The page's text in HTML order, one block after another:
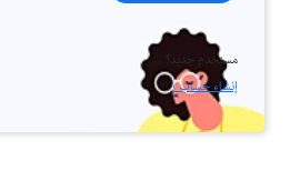
مستخدم جديد؟
إنشاء حساب ›